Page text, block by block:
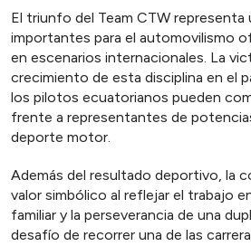
El triunfo del Team CTW representa
importantes para el automovilismo
en escenarios internacionales. La
crecimiento de esta disciplina en el
los pilotos ecuatorianos pueden
frente a representantes de
deporte motor.
Además del resultado deportivo, la
valor simbólico al reflejar el trabajo
familiar y la perseverancia de una
desafío de recorrer una de las